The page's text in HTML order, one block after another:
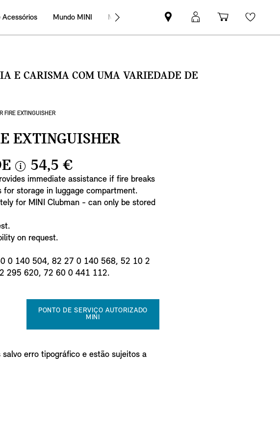
Acessórios Mundo MINI MINI Empresas
Pesquisar
parceiro
Iniciar
sessão
Carrinho
de
E CARISMA COM UMA VARIEDADE DE
FIRE EXTINGUISHER
EXTINGUISHER
i
n
f
54,5 €
immediate assistance if fire breaks
storage in luggage compartment.
for MINI Clubman - can only be stored
on request.
0 140 504, 82 27 0 140 568, 52 10 2
295 620, 72 60 0 441 112.
PONTO DE SERVIÇO AUTORIZADO
MINI
erro tipográfico e estão sujeitos a